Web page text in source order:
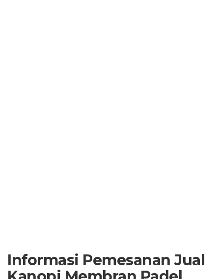
Informasi Pemesanan Jual